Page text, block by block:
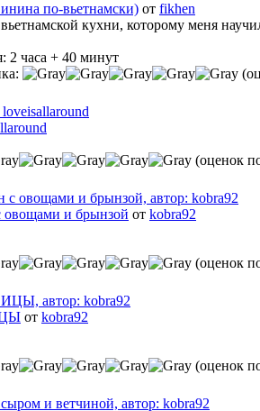
по-вьетнамски) от fikhen
кухни, которому меня
2 часа + 40 минут
(оценок
овощами и брынзой от kobra92
(оценок
от kobra92
(оценок